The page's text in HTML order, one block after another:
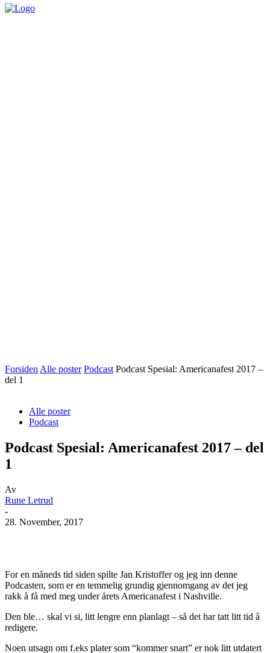
Forsiden Alle poster Podcast Podcast Spesial: Americanafest 2017 –
del 1
Alle poster
Podcast
Podcast Spesial: Americanafest 2017 – del
1
Av
Rune Letrud
-
28. November, 2017
For en måneds tid siden spilte Jan Kristoffer og jeg inn denne
Podcasten, som er en temmelig grundig gjennomgang av det jeg
rakk å få med meg under årets Americanafest i Nashville.
Den ble… skal vi si, litt lengre enn planlagt – så det har tatt litt tid å
redigere.
Noen utsagn om f.eks plater som “kommer snart” er nok litt utdatert